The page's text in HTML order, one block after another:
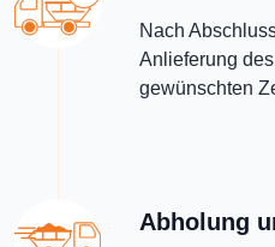
Nach
Anlieferung
gewünschten
Abholung